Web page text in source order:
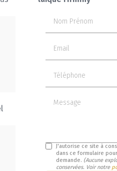
J'autorise ce site à
dans ce formulaire
demande. (Aucune
conservées. Voir notre